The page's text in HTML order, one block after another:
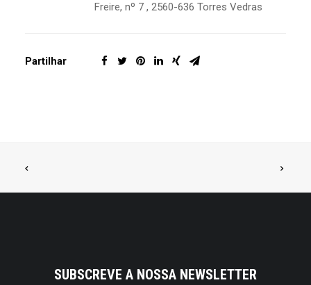
Freire, nº 7 , 2560-636 Torres Vedras
Partilhar
SUBSCREVE A NOSSA NEWSLETTER